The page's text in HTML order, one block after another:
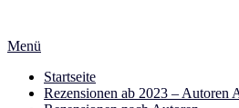
springen
Menü
Startseite
Rezensionen ab 2023 – Autoren